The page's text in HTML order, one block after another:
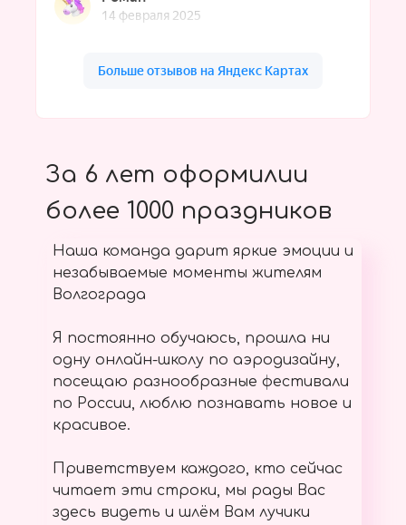
За 6 лет оформилии
более 1000 праздников
Наша команда дарит яркие эмоции и
незабываемые моменты жителям
Волгограда
Я постоянно обучаюсь, прошла ни
одну онлайн-школу по аэродизайну,
посещаю разнообразные фестивали
по России, люблю познавать новое и
красивое.
Приветствуем каждого, кто сейчас
читает эти строки, мы рады Вас
здесь видеть и шлём Вам лучики